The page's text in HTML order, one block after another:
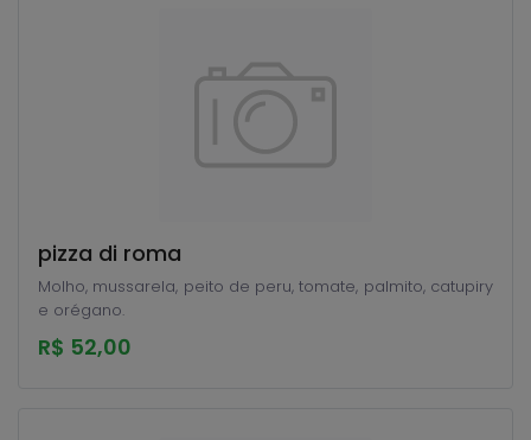
pizza di roma
Molho, mussarela, peito de peru, tomate, palmito, catupiry
e orégano.
R$ 52,00